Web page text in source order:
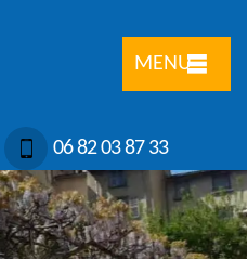
MENU
06 82 03 87 33